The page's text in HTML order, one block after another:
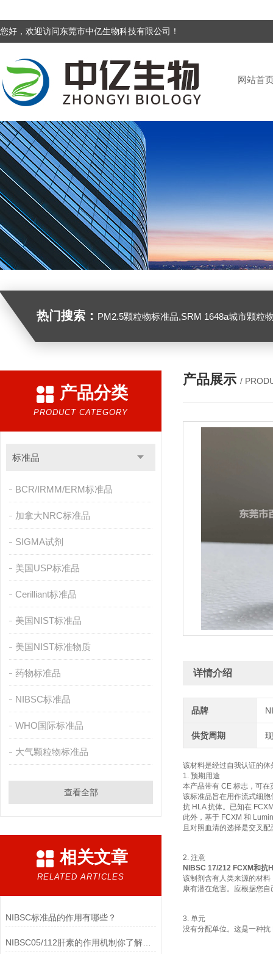
您好，欢迎访问东莞市中亿生物科技有限公司！
网站首
热门搜索： PM2.5颗粒物标准品,SRM 1648a城市颗粒物,SRM 1649B
产品分类
PRODUCT CATEGORY
标准品
BCR/IRMM/ERM标准品
加拿大NRC标准品
SIGMA试剂
美国USP标准品
Cerilliant标准品
美国NIST标准品
美国NIST标准物质
药物标准品
NIBSC标准品
WHO国际标准品
大气颗粒物标准品
查看全部
相关文章
RELATED ARTICLES
NIBSC标准品的作用有哪些？
NIBSC05/112肝素的作用机制你了解多少？
产品展示 /
详情介绍
品牌
供货周期
该材料是经过自我认证的
1. 预期用途
本产品带有 CE 标志，可
该标准品旨在用作流式细
抗 HLA 抗体。已知在
此外，基于 FCXM 和
且对照血清的选择是交叉
2. 注意
NIBSC 17/212 FCXM和抗
该制剂含有人类来源的材
康有潜在危害。应根据您
3. 单元
没有分配单位。这是一种